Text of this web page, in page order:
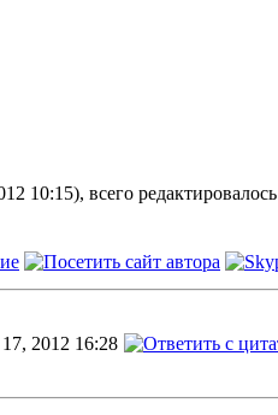
10:15), всего редактировалось
2012 16:28